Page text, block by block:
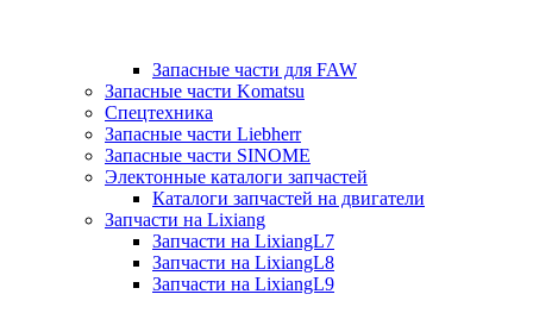
Запасные части для FAW
Запасные части Komatsu
Спецтехника
Запасные части Liebherr
Запасные части SINOME
Электонные каталоги запчастей
Каталоги запчастей на двигатели
Запчасти на Lixiang
Запчасти на LixiangL7
Запчасти на LixiangL8
Запчасти на LixiangL9